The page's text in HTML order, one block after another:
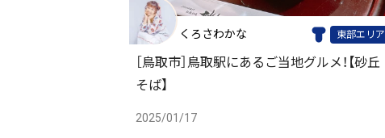
くろさわかな 東部エリア
［鳥取市］鳥取駅にあるご当地グルメ！【砂丘
そば】
2025/01/17